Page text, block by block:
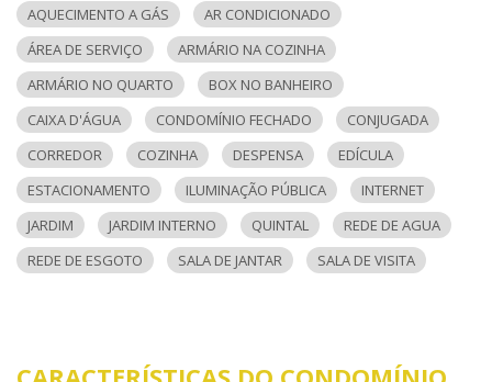
AQUECIMENTO A GÁS
AR CONDICIONADO
ÁREA DE SERVIÇO
ARMÁRIO NA COZINHA
ARMÁRIO NO QUARTO
BOX NO BANHEIRO
CAIXA D'ÁGUA
CONDOMÍNIO FECHADO
CONJUGADA
CORREDOR
COZINHA DESPENSA
EDÍCULA
ESTACIONAMENTO
ILUMINAÇÃO PÚBLICA
INTERNET
JARDIM
JARDIM INTERNO QUINTAL
REDE DE AGUA
REDE DE ESGOTO
SALA DE JANTAR SALA DE VISITA